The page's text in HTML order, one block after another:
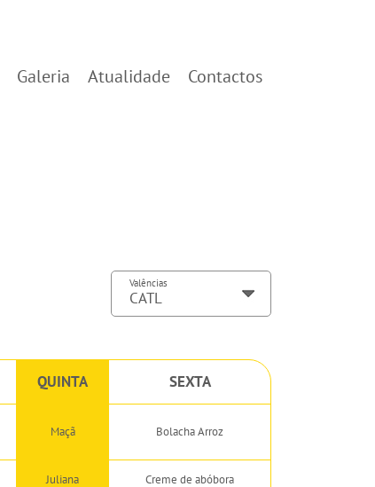
Galeria Atualidade Contactos
Valências
QUINTA SEXTA
Maçã Bolacha Arroz
Juliana Creme de abóbora